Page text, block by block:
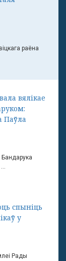
раёна
вялікае
Паўла
Бандарука
спыніць
у
Рады